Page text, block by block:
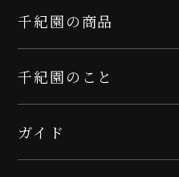
千紀園の商品
千紀園のこと
ガイド